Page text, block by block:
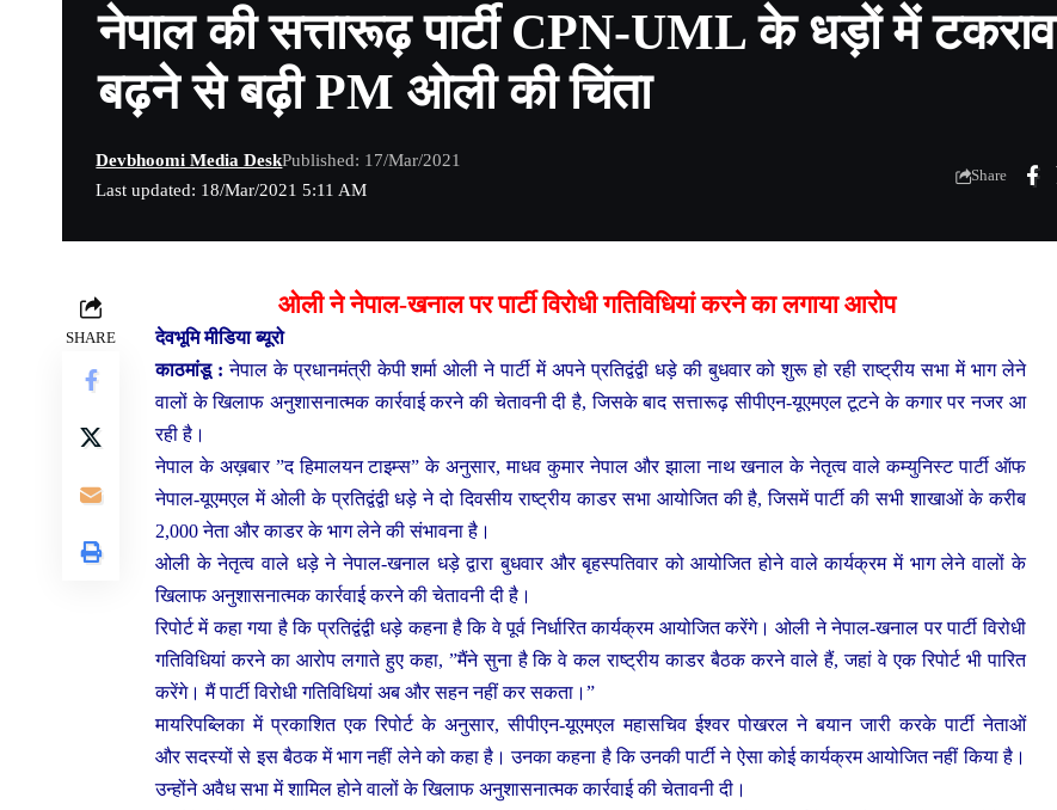
नेपाल की सत्तारूढ़ पार्टी CPN-UML के धड़ों में टकराव
बढ़ने से बढ़ी PM ओली की चिंता
Last updated: 18/Mar/2021 5:11 AM
Devbhoomi Media DeskPublished: 17/Mar/2021
Share
SHARE
ओली ने नेपाल-खनाल पर पार्टी विरोधी गतिविधियां करने का लगाया आरोप
देवभूमि मीडिया ब्यूरो
काठमांडू : नेपाल के प्रधानमंत्री केपी शर्मा ओली ने पार्टी में अपने प्रतिद्वंद्वी धड़े की बुधवार को शुरू हो रही राष्ट्रीय सभा में भाग लेने
वालों के खिलाफ अनुशासनात्मक कार्रवाई करने की चेतावनी दी है, जिसके बाद सत्तारूढ़ सीपीएन-यूएमएल टूटने के कगार पर नजर आ
रही है।
नेपाल के अख़बार ”द हिमालयन टाइम्स” के अनुसार, माधव कुमार नेपाल और झाला नाथ खनाल के नेतृत्व वाले कम्युनिस्ट पार्टी ऑफ
नेपाल-यूएमएल में ओली के प्रतिद्वंद्वी धड़े ने दो दिवसीय राष्ट्रीय काडर सभा आयोजित की है, जिसमें पार्टी की सभी शाखाओं के करीब
2,000 नेता और काडर के भाग लेने की संभावना है।
ओली के नेतृत्व वाले धड़े ने नेपाल-खनाल धड़े द्वारा बुधवार और बृहस्पतिवार को आयोजित होने वाले कार्यक्रम में भाग लेने वालों के
खिलाफ अनुशासनात्मक कार्रवाई करने की चेतावनी दी है।
रिपोर्ट में कहा गया है कि प्रतिद्वंद्वी धड़े कहना है कि वे पूर्व निर्धारित कार्यक्रम आयोजित करेंगे। ओली ने नेपाल-खनाल पर पार्टी विरोधी
गतिविधियां करने का आरोप लगाते हुए कहा, ”मैंने सुना है कि वे कल राष्ट्रीय काडर बैठक करने वाले हैं, जहां वे एक रिपोर्ट भी पारित
करेंगे। मैं पार्टी विरोधी गतिविधियां अब और सहन नहीं कर सकता।”
मायरिपब्लिका में प्रकाशित एक रिपोर्ट के अनुसार, सीपीएन-यूएमएल महासचिव ईश्वर पोखरल ने बयान जारी करके पार्टी नेताओं
और सदस्यों से इस बैठक में भाग नहीं लेने को कहा है। उनका कहना है कि उनकी पार्टी ने ऐसा कोई कार्यक्रम आयोजित नहीं किया है।
उन्होंने अवैध सभा में शामिल होने वालों के खिलाफ अनुशासनात्मक कार्रवाई की चेतावनी दी।